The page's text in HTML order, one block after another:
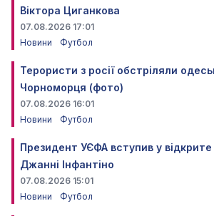
Віктора Циганкова
07.08.2026 17:01
Новини
Футбол
Терористи з росії обстріляли
Чорноморця (фото)
07.08.2026 16:01
Новини
Футбол
Президент УЄФА вступив у
Джанні Інфантіно
07.08.2026 15:01
Новини
Футбол